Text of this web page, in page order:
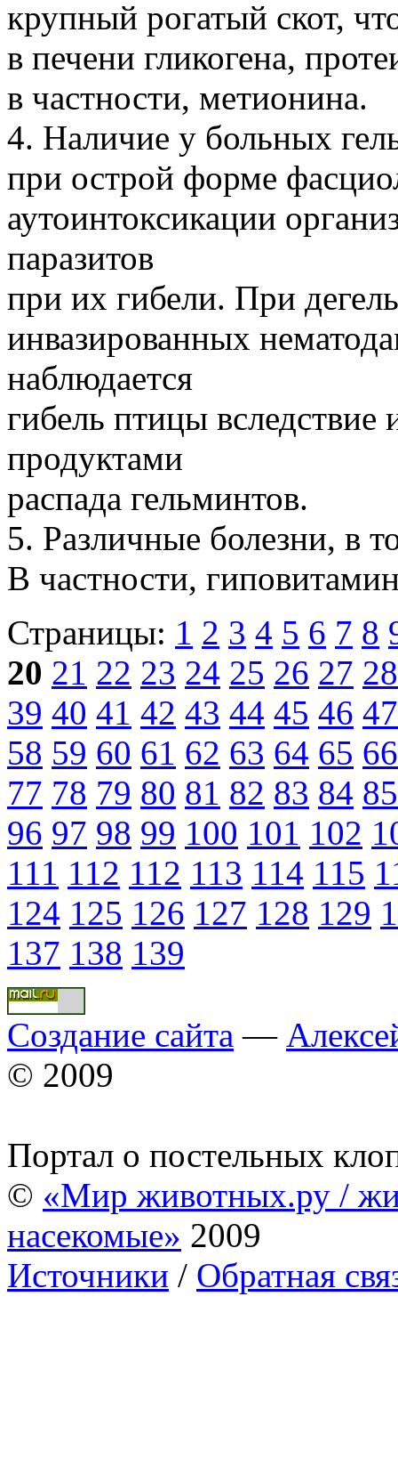
крупный рогатый скот,
в печени гликогена,
в частности, метионина.
4. Наличие у больных
при острой форме
аутоинтоксикации
паразитов
при их гибели. При
инвазированных
наблюдается
гибель птицы
продуктами
распада гельминтов.
5. Различные болезни, в
В частности,
Страницы: 1 2 3 4 5 6 7 8
20 21 22 23 24 25 26 27 28
39 40 41 42 43 44 45 46 47
58 59 60 61 62 63 64 65 66
77 78 79 80 81 82 83 84 85
96 97 98 99 100 101 102
111 112 112 113 114 115
124 125 126 127 128 129
137 138 139
Создание сайта —
© 2009
Портал о постельных
© «Мир животных.ру /
насекомые» 2009
Источники / Обратная